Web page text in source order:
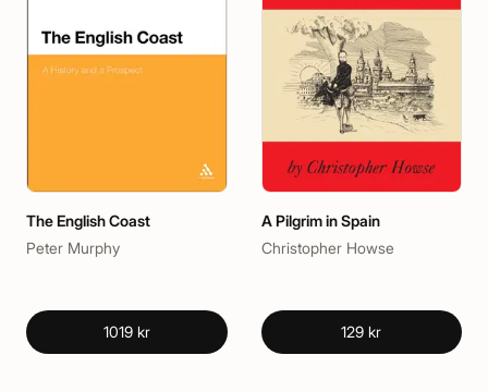
The English Coast
Peter Murphy
1019 kr
A Pilgrim in Spain
Christopher Howse
129 kr